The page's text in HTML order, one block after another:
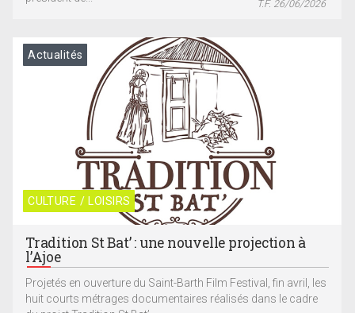
T.F. 26/06/2026
CULTURE / LOISIRS
Actualités
Tradition St Bat’ : une nouvelle projection à
l’Ajoe
Projetés en ouverture du Saint-Barth Film Festival, fin avril, les
huit courts métrages documentaires réalisés dans le cadre